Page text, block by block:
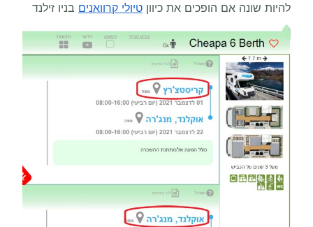
להיות שונה אם הופכים את כיוון טיולי קרוואנים בניו זילנד